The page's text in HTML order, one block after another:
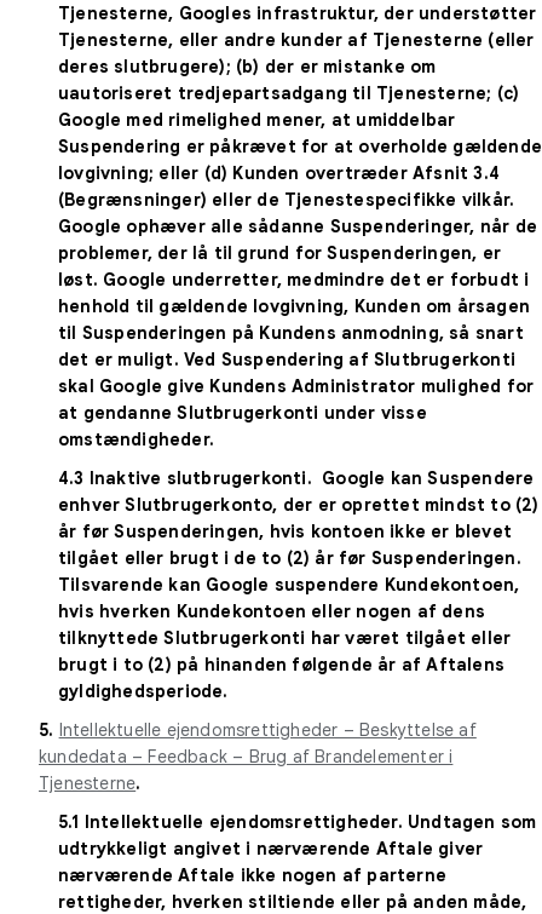
Tjenesterne, Googles infrastruktur, der understøtter
Tjenesterne, eller andre kunder af Tjenesterne (eller
deres slutbrugere); (b) der er mistanke om
uautoriseret tredjepartsadgang til Tjenesterne; (c)
Google med rimelighed mener, at umiddelbar
Suspendering er påkrævet for at overholde gældende
lovgivning; eller (d) Kunden overtræder Afsnit 3.4
(Begrænsninger) eller de Tjenestespecifikke vilkår.
Google ophæver alle sådanne Suspenderinger, når de
problemer, der lå til grund for Suspenderingen, er
løst. Google underretter, medmindre det er forbudt i
henhold til gældende lovgivning, Kunden om årsagen
til Suspenderingen på Kundens anmodning, så snart
det er muligt. Ved Suspendering af Slutbrugerkonti
skal Google give Kundens Administrator mulighed for
at gendanne Slutbrugerkonti under visse
omstændigheder.
4.3 Inaktive slutbrugerkonti. Google kan Suspendere
enhver Slutbrugerkonto, der er oprettet mindst to (2)
år før Suspenderingen, hvis kontoen ikke er blevet
tilgået eller brugt i de to (2) år før Suspenderingen.
Tilsvarende kan Google suspendere Kundekontoen,
hvis hverken Kundekontoen eller nogen af dens
tilknyttede Slutbrugerkonti har været tilgået eller
brugt i to (2) på hinanden følgende år af Aftalens
gyldighedsperiode.
5. Intellektuelle ejendomsrettigheder – Beskyttelse af
kundedata – Feedback – Brug af Brandelementer i
Tjenesterne.
5.1 Intellektuelle ejendomsrettigheder. Undtagen som
udtrykkeligt angivet i nærværende Aftale giver
nærværende Aftale ikke nogen af parterne
rettigheder, hverken stiltiende eller på anden måde,